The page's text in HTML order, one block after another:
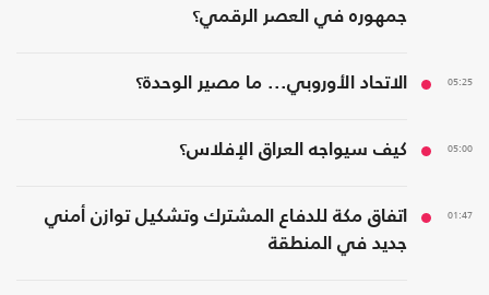
جمهوره في العصر الرقمي؟
05:25 الاتحاد الأوروبي... ما مصير الوحدة؟
05:00 كيف سيواجه العراق الإفلاس؟
01:47
اتفاق مكة للدفاع المشترك وتشكيل توازن أمني
جديد في المنطقة